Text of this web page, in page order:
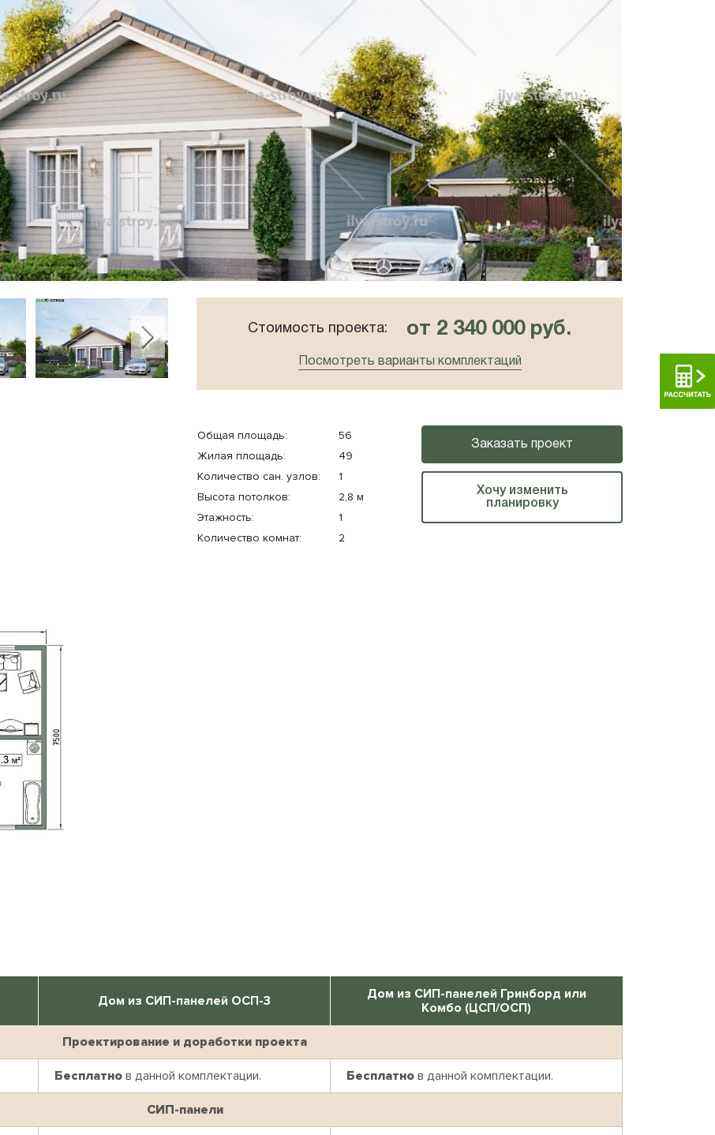
Плоская крыша
Сауна
Стоимость проекта: от 2 340 000 руб.
Посмотреть варианты комплектаций
Общая площадь:
56
Жилая площадь:
49
Количество cан. узлов:
1
Высота потолков:
2,8 м
Этажность:
1
Количество комнат:
2
Заказать проект
Хочу изменить
планировку
Дом из СИП-панелей ОСП-3
Дом из СИП-панелей Гринборд или
Комбо (ЦСП/ОСП)
Проектирование и доработки проекта
Бесплатно в данной комплектации. Бесплатно в данной комплектации.
СИП-панели